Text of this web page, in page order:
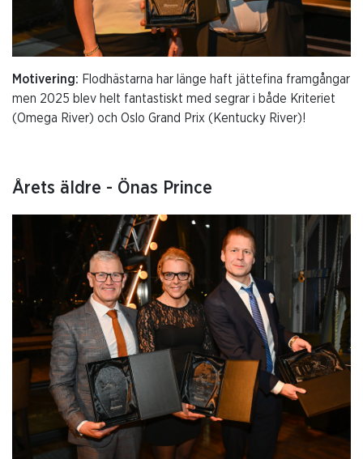
Motivering: Flodhästarna har länge haft jättefina framgångar
men 2025 blev helt fantastiskt med segrar i både Kriteriet
(Omega River) och Oslo Grand Prix (Kentucky River)!
Årets äldre - Önas Prince